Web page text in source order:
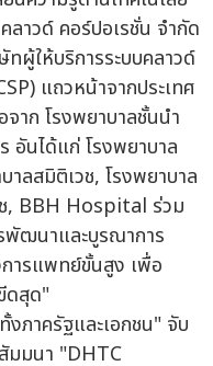
ลาวด์ คอร์ปอเรชั่น จำกัด
ผู้ให้บริการระบบคลาวด์
แถวหน้าจากประเทศ
าก โรงพยาบาลชั้นนำ
อันได้แก่ โรงพยาบาล
าลสมิติเวช, โรงพยาบาล
ช, BBH Hospital ร่วม
พัฒนาและบูรณาการ
ารแพทย์ขั้นสูง เพื่อ
ดสุด"